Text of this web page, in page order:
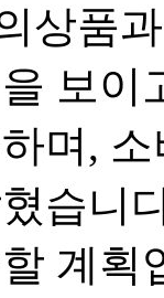
상품
보이
며,
습니
계획